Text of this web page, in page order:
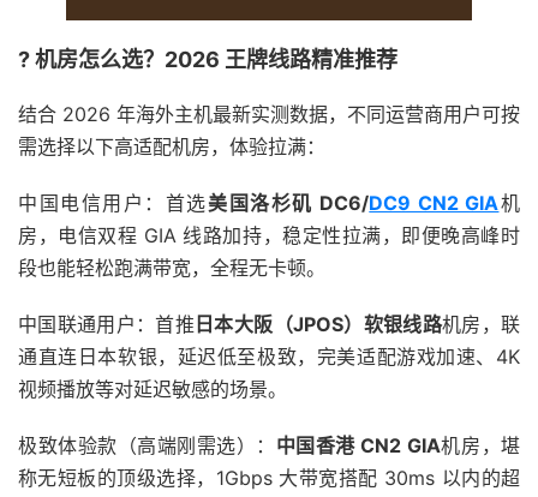
? 机房怎么选？2026 王牌线路精准推荐
结合 2026 年海外主机最新实测数据，不同运营商用户可按
需选择以下高适配机房，体验拉满：
中国电信用户：首选美国洛杉矶 DC6/DC9 CN2 GIA机
房，电信双程 GIA 线路加持，稳定性拉满，即便晚高峰时
段也能轻松跑满带宽，全程无卡顿。
中国联通用户：首推 日本大阪（JPOS）软银线路机房，联
通直连日本软银，延迟低至极致，完美适配游戏加速、4K
视频播放等对延迟敏感的场景。
极致体验款（高端刚需选）： 中国香港 CN2 GIA机房，堪
称无短板的顶级选择，1Gbps 大带宽搭配 30ms 以内的超